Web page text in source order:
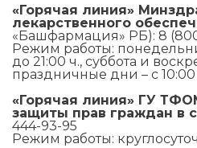
«Горячая линия»
лекарственного
«Башфармация» РБ): 8
Режим работы:
до 21:00 ч., суббота и
праздничные дни – с 10:00
«Горячая линия» ГУ
защиты прав граждан в
444-93-95
Режим работы: